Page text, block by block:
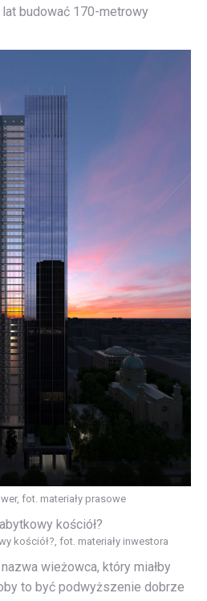
budować 170-metrowy
fot. materiały prasowe
kościół?, fot. materiały inwestora
wieżowca, który miałby
to być podwyższenie dobrze